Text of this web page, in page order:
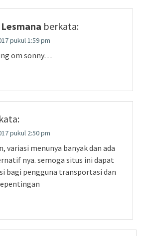
berkata:
pukul 1:59 pm
om sonny…
pukul 2:50 pm
variasi menunya banyak dan ada
nya. semoga situs ini dapat
bagi pengguna transportasi dan